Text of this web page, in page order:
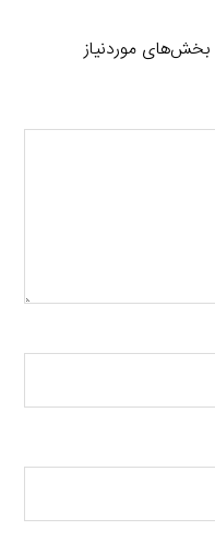
بخش‌های موردنیاز